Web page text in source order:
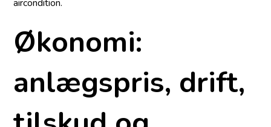
aircondition.
Økonomi:
anlægspris, drift,